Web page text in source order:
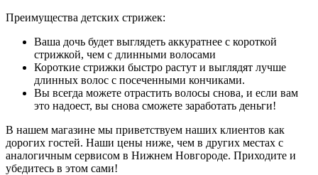
Преимущества детских стрижек:
Ваша дочь будет выглядеть аккуратнее с короткой
стрижкой, чем с длинными волосами
Короткие стрижки быстро растут и выглядят лучше
длинных волос с посеченными кончиками.
Вы всегда можете отрастить волосы снова, и если вам
это надоест, вы снова сможете заработать деньги!
В нашем магазине мы приветствуем наших клиентов как
дорогих гостей. Наши цены ниже, чем в других местах с
аналогичным сервисом в Нижнем Новгороде. Приходите и
убедитесь в этом сами!